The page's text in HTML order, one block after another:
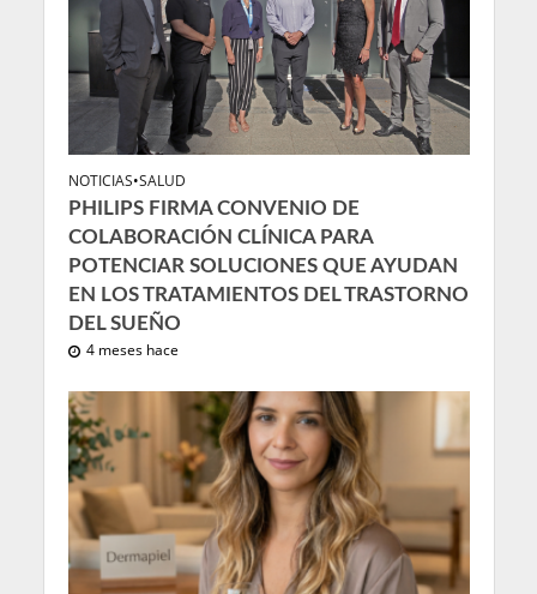
NOTICIAS•SALUD
PHILIPS FIRMA CONVENIO DE
COLABORACIÓN CLÍNICA PARA
POTENCIAR SOLUCIONES QUE AYUDAN
EN LOS TRATAMIENTOS DEL TRASTORNO
DEL SUEÑO
4 meses hace